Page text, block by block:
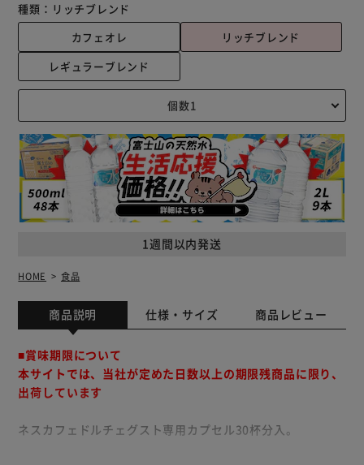
種類： リッチブレンド
カフェオレ
リッチブレンド
レギュラーブレンド
1週間以内発送
HOME 食品
商品説明 仕様・サイズ 商品レビュー
■賞味期限について
本サイトでは、当社が定めた日数以上の期限残商品に限り、
出荷しています
ネスカフェドルチェグスト専用カプセル30杯分入。